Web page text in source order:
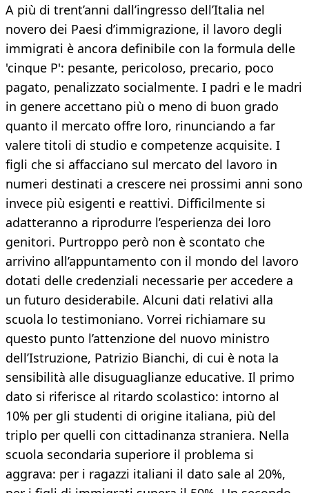
A più di trent’anni dall’ingresso dell’Italia nel
novero dei Paesi d’immigrazione, il lavoro degli
immigrati è ancora definibile con la formula delle
'cinque P': pesante, pericoloso, precario, poco
pagato, penalizzato socialmente. I padri e le madri
in genere accettano più o meno di buon grado
quanto il mercato offre loro, rinunciando a far
valere titoli di studio e competenze acquisite. I
figli che si affacciano sul mercato del lavoro in
numeri destinati a crescere nei prossimi anni sono
invece più esigenti e reattivi. Difficilmente si
adatteranno a riprodurre l’esperienza dei loro
genitori. Purtroppo però non è scontato che
arrivino all’appuntamento con il mondo del lavoro
dotati delle credenziali necessarie per accedere a
un futuro desiderabile. Alcuni dati relativi alla
scuola lo testimoniano. Vorrei richiamare su
questo punto l’attenzione del nuovo ministro
dell’Istruzione, Patrizio Bianchi, di cui è nota la
sensibilità alle disuguaglianze educative. Il primo
dato si riferisce al ritardo scolastico: intorno al
10% per gli studenti di origine italiana, più del
triplo per quelli con cittadinanza straniera. Nella
scuola secondaria superiore il problema si
aggrava: per i ragazzi italiani il dato sale al 20%,